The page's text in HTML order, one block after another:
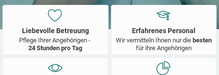
Liebevolle Betreuung
Pflege Ihrer Angehörigen -
24 Stunden pro Tag
Erfahrenes Personal
Wir vermitteln Ihnen nur die besten
für ihre Angehörigen